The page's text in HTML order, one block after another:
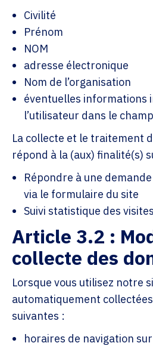
Civilité
Prénom
NOM
adresse électronique
Nom de l’organisation
éventuelles informations
l’utilisateur dans le
La collecte et le traitement
répond à la (aux) finalité(s)
Répondre à une
via le formulaire du site
Suivi statistique des
Article 3.2 :
collecte des
Lorsque vous utilisez notre
automatiquement
suivantes :
horaires de navigation